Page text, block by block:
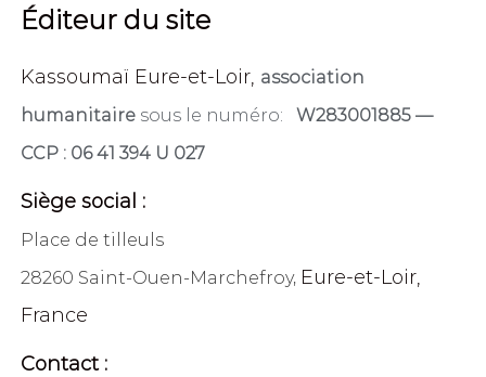
Éditeur du site
Kassoumaï Eure-et-Loir, association
humanitairesous le numéro: W283001885—
CCP : 06 41 394 U 027
Siège social :
Place de tilleuls
28260 Saint-Ouen-Marchefroy, Eure-et-Loir,
France
Contact :